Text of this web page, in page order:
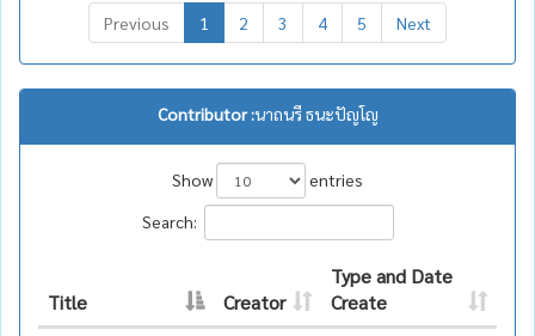
Previous
1 2 3 4 5 Next
Contributor :นาถนรี ธนะปัญโญ
Show
entries
Search:
Title Creator
Type and Date
Create